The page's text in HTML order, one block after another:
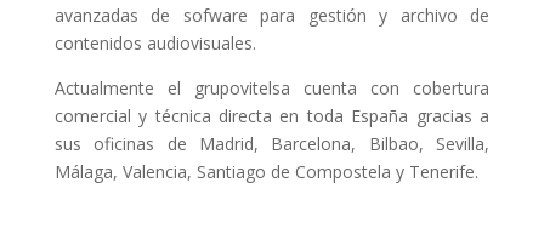
avanzadas de sofware para gestión y archivo de
contenidos audiovisuales.
Actualmente el grupovitelsa cuenta con cobertura
comercial y técnica directa en toda España gracias a
sus oficinas de Madrid, Barcelona, Bilbao, Sevilla,
Málaga, Valencia, Santiago de Compostela y Tenerife.